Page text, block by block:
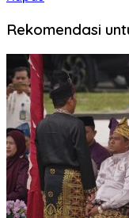
Rekomendasi